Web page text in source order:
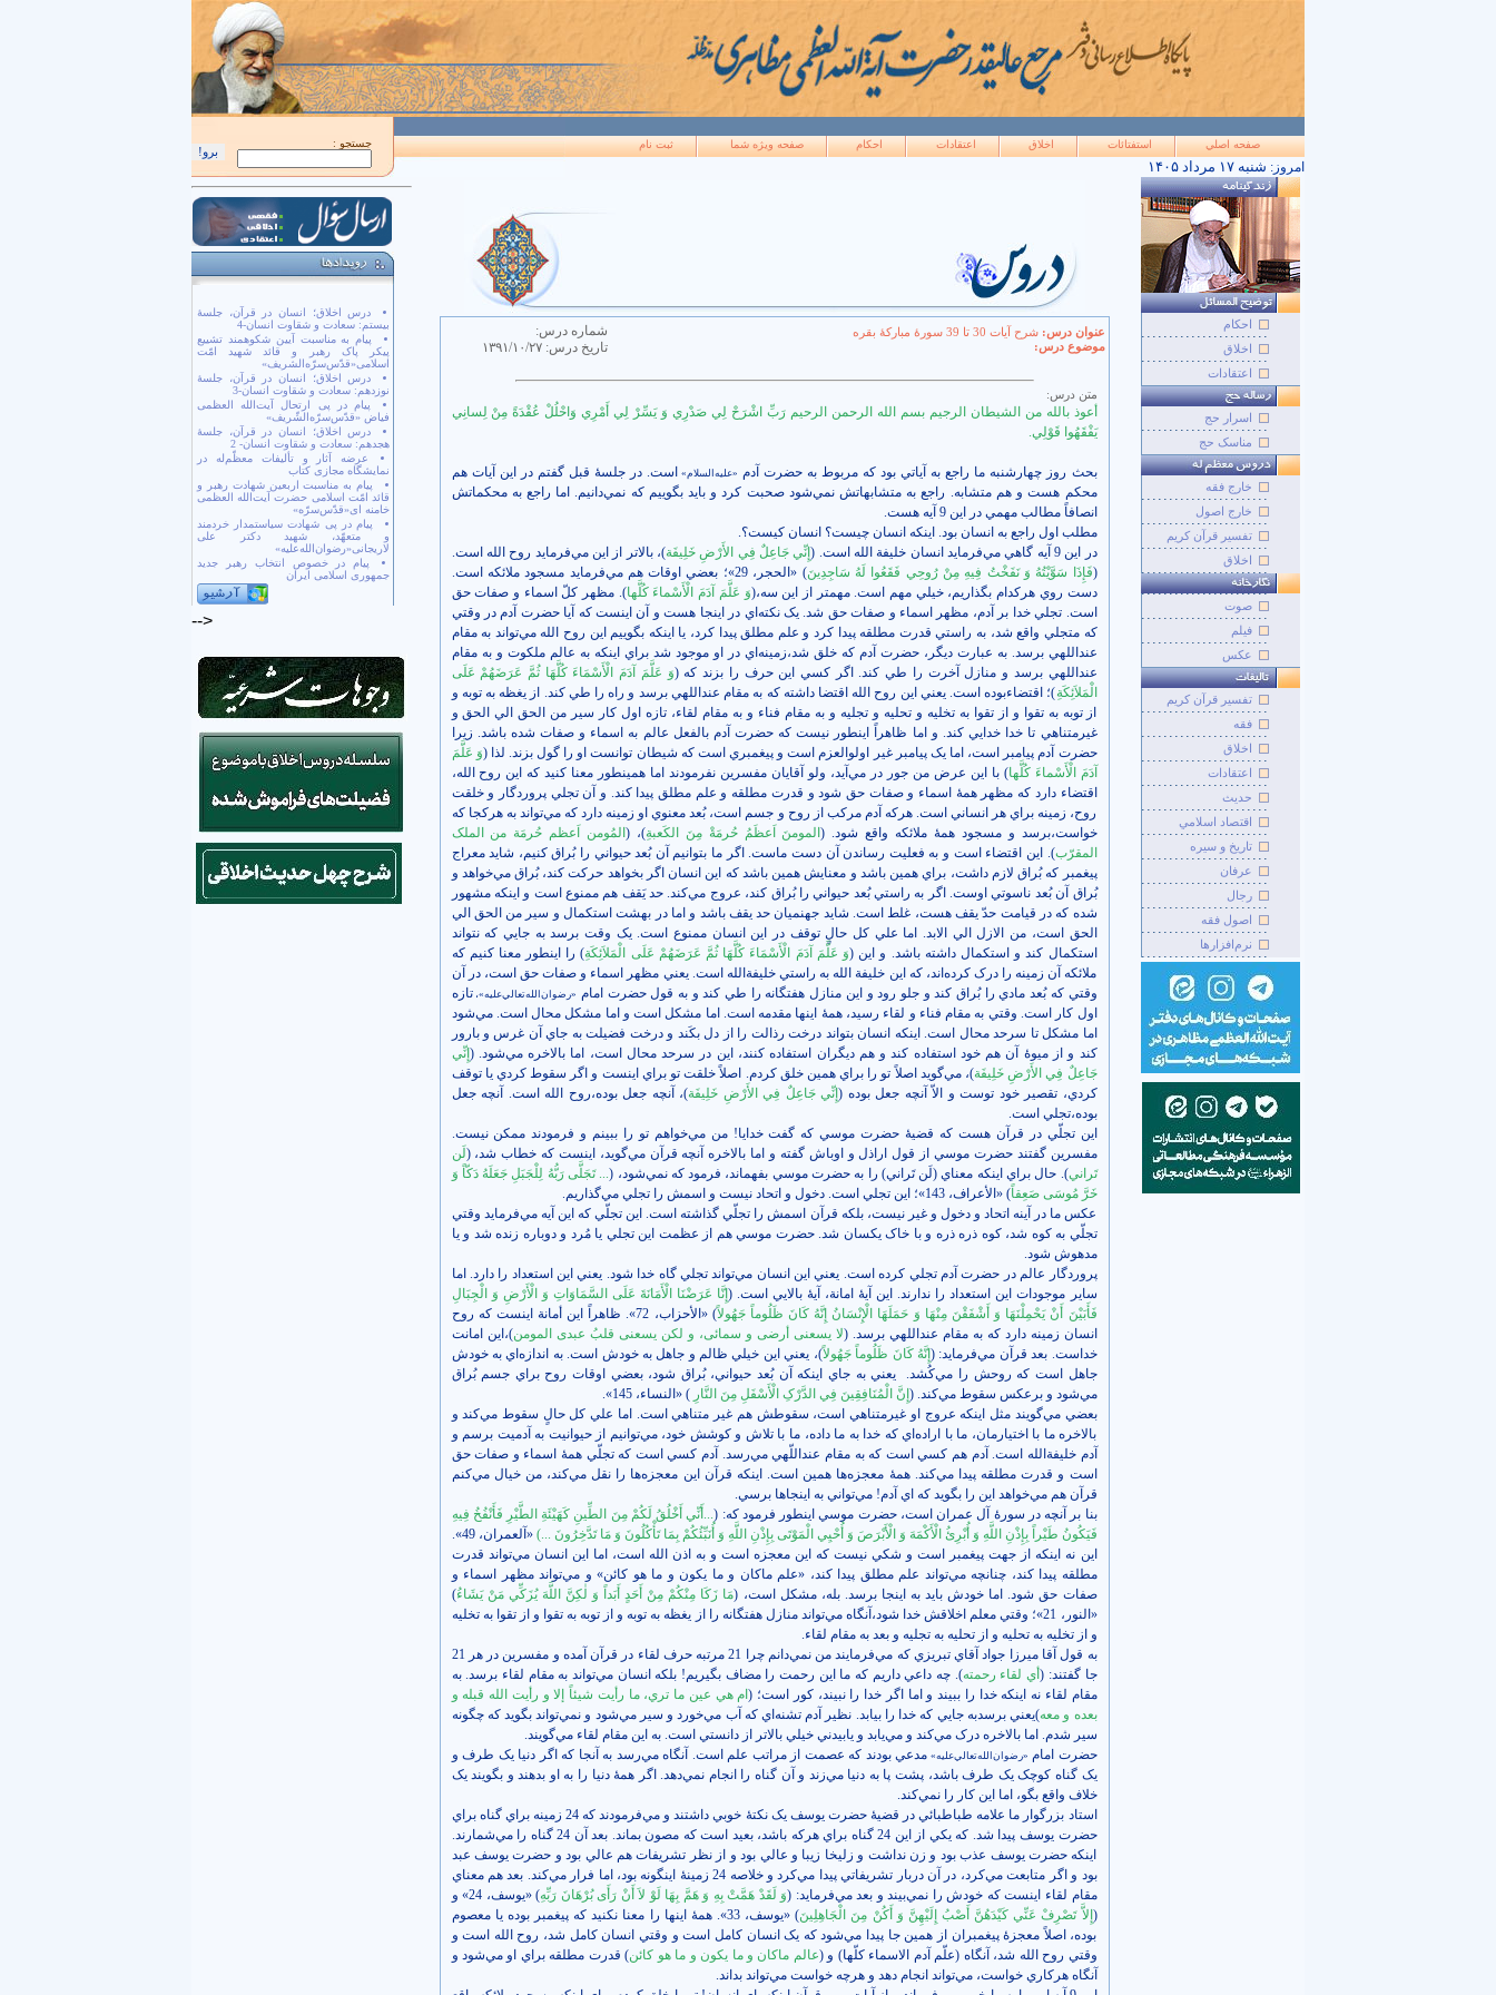
جستجو : صفحه اصلي استفتائات اخلاق اعتقادات احکام صفحه ويژه شما ثبت نام
امروز: ۱۴۰۵ شنبه ۱۷ مرداد
درس اخلاق؛ انسان در قرآن، جلسۀ
بیستم: سعادت و شقاوت انسان-4
پیام به مناسبت آیین شکوهمند تشییع
پیکر پاک رهبر و قائد شهید امّت
اسلامی«قدّس‌سرّه‌الشریف»
درس اخلاق؛ انسان در قرآن، جلسۀ
نوزدهم: سعادت و شقاوت انسان-3
پیام در پی ارتحال آیت‌الله العظمی
فیاض «قدّس‌سرّه‌الشّریف»
درس اخلاق؛ انسان در قرآن، جلسۀ
هجدهم: سعادت و شقاوت انسان- 2
عرضه آثار و تألیفات معظّم‌له در
نمایشگاه مجازی کتاب
پیام به مناسبت اربعین شهادت رهبر و
قائد امّت اسلامی حضرت آیت‌الله العظمی
خامنه ای«قدّس‌سرّه»
پیام در پی شهادت سیاستمدار خردمند
و متعهّد، شهید دکتر علی
لاریجانی«رضوان‌الله‌علیه»
پیام در خصوص انتخاب رهبر جدید
جمهوری اسلامی ایران
-->
عنوان درس: شرح آيات 30 تا 39 سورۀ مبارکۀ بقره
موضوع درس:
شماره درس:
تاريخ درس:۱۳۹۱/۱۰/۲۷
متن درس:
أعوذ بالله من الشیطان الرجیم بسم الله الرحمن الرحیم رَبِّ اشْرَحْ لِي صَدْرِي وَ يَسِّرْ لِي أَمْرِي وَاحْلُلْ عُقْدَةً مِنْ لِسانِي
يَفْقَهُوا قَوْلِي.
بحث روز چهارشنبه ما راجع به آياتي بود که مربوط به حضرت آدم «عليه‌السلام»
است. در جلسۀ قبل گفتم در اين آيات هم
محکم هست و هم متشابه. راجع به متشابهاتش نمي‌شود صحبت کرد و بايد بگوييم که نمي‌دانيم. اما راجع به محکماتش
انصافاً مطالب مهمي در اين 9 آيه هست.
مطلب اول راجع به انسان بود. اينکه انسان چيست؟ انسان کيست؟.
در اين 9 آيه گاهي مي‌فرمايد انسان خليفة الله است. (
إِنِّي جَاعِلٌ فِي الأَرْضِ خَلِيفَة)، بالاتر از اين مي‌فرمايد روح الله است.
(فَإِذَا سَوَّيْتُهُ وَ نَفَخْتُ فِيهِ مِنْ رُوحِي فَقَعُوا لَهُ سَاجِدِينَ‌
) «الحجر، 29»؛ بعضي اوقات هم مي‌فرمايد مسجود ملائکه است.
دست روي هرکدام بگذاريم، خيلي مهم است. مهمتر از اين سه،‌(وَ عَلَّمَ آدَمَ الْأَسْماءَ کُلَّها). مظهر کلّ اسماء و صفات حق
است. تجلي خدا بر آدم، مظهر اسماء و صفات حق شد. يک نکته‌اي در اينجا هست و آن اينست که آيا حضرت آدم در وقتي
که متجلي واقع شد، به راستي قدرت مطلقه پيدا کرد و علم مطلق پيدا کرد، يا اينکه بگوييم اين روح الله مي‌تواند به مقام
عنداللهي برسد. به عبارت ديگر، حضرت آدم که خلق شد،‌زمينه‌اي در او موجود شد براي اينکه به عالم ملکوت و به مقام
عنداللهي برسد و منازل آخرت را طي کند. اگر کسي اين حرف را بزند که (وَ عَلَّمَ آدَمَ الْأَسْمَاءَ کُلَّهَا ثُمَّ عَرَضَهُمْ عَلَى
الْمَلاَئِکَةِ)؛ اقتضاء‌بوده است. يعني اين روح الله اقتضا داشته که به مقام عنداللهي برسد و راه را طي کند. از يغظه به توبه و
از توبه به تقوا و از تقوا به تخليه و تحليه و تجليه و به مقام فناء و به مقام لقاء، تازه اول کار سير من الحق الي الحق و
غيرمتناهي تا خدا خدايي کند. و اما ظاهراً اينطور نيست که حضرت آدم بالفعل عالم به اسماء و صفات شده باشد. زيرا
حضرت آدم پيامبر است، اما يک پيامبر غير اولوالعزم است و پيغمبري است که شيطان توانست او را گول بزند. لذا (وَ عَلَّمَ
آدَمَ الْأَسْماءَ کُلَّها) با اين عرض من جور در مي‌آيد، ولو آقايان مفسرين نفرمودند اما همينطور معنا کنيد که اين روح الله،
اقتضاء دارد که مظهر همۀ اسماء و صفات حق شود و قدرت مطلقه و علم مطلق پيدا کند. و آن تجلي پروردگار و خلقت
روح، زمينه براي هر انساني است. هرکه آدم مرکب از روح و جسم است، بُعد معنوي او زمينه دارد که مي‌تواند به هرکجا که
خواست،‌برسد و مسجود همۀ ملائکه واقع شود. (المومنَ اَعظَمُ حُرمَةْ مِنَ الکَعبةِ)، ( المُومن اَعظم حُرمَة من الملک
المقرّب). اين اقتضاء است و به فعليت رساندن آن دست ماست. اگر ما بتوانيم آن بُعد حيواني را بُراق کنيم،‌ شايد معراج
پيغمبر که بُراق لازم داشت، براي همين باشد و معنايش همين باشد که اين انسان اگر بخواهد حرکت کند، بُراق مي‌خواهد و
بُراق آن بُعد ناسوتي اوست. اگر به راستي بُعد حيواني را بُراق کند، عروج مي‌کند. حد يَقف هم ممنوع است و اينکه مشهور
شده که در قيامت حدّ يقف هست، غلط است. شايد جهنميان حد يقف باشد و اما در بهشت استکمال و سير من الحق الي
الحق است، من الازل الي الابد. اما علي کل حالٍ توقف در اين انسان ممنوع است. يک وقت برسد به جايي که نتواند
استکمال کند و استکمال داشته باشد. و اين (وَ عَلَّمَ آدَمَ الْأَسْمَاءَ کُلَّهَا ثُمَّ عَرَضَهُمْ عَلَى الْمَلاَئِکَةِ) را اينطور معنا کنيم که
ملائکه آن زمينه را درک کرده‌اند، که اين خليفة الله به راستي خليفة‌الله است. يعني مظهر اسماء و صفات حق است، در آن
وقتي که بُعد مادي را بُراق کند و جلو رود و اين منازل هفتگانه را طي کند و به قول حضرت امام «رضوان‌الله‌تعالي‌عليه»،تازه
اول کار است. وقتي به مقام فناء و لقاء رسيد، همۀ اينها مقدمه است. اما مشکل است و اما مشکل محال است. مي‌شود
اما مشکل تا سرحد محال است. اينکه انسان بتواند درخت رذالت را از دل بکَند و درخت فضيلت به جاي آن غرس و بارور
کند و از ميوۀ آن هم خود استفاده کند و هم ديگران استفاده کنند، اين در سرحد محال است، اما بالاخره مي‌شود. (إِنِّي
جَاعِلٌ فِي الأَرْضِ خَلِيفَة)، مي‌گويد اصلاً تو را براي همين خلق کردم. اصلاً خلقت تو براي اينست و اگر سقوط کردي يا توقف
کردي، تقصير خود توست و الاّ آنچه جعل بوده (إِنِّي جَاعِلٌ فِي الأَرْضِ خَلِيفَة)، آنچه جعل بوده،‌روح الله است. آنچه جعل
بوده،‌تجلي است.
اين تجلّي در قرآن هست که قضيۀ حضرت موسي که گفت خدايا! من مي‌خواهم تو را ببينم و فرمودند ممکن نيست.
مفسرين گفتند حضرت موسي از قول اراذل و اوباش گفته و اما بالاخره آنچه قرآن مي‌گويد، اينست که خطاب شد، (لَن
تَراني). حال براي اينکه معناي (لَن تَراني) را به حضرت موسي بفهماند، فرمود که نمي‌شود، (... تَجَلَّى رَبُّهُ لِلْجَبَلِ جَعَلَهُ دَکّاً وَ
خَرَّ مُوسَى صَعِقاً) «الأعراف‏، 143»؛ اين تجلي است. دخول و اتحاد نيست و اسمش را تجلي مي‌گذاريم.
عکس ما در آينه اتحاد و دخول و غير نيست، بلکه قرآن اسمش را تجلّي گذاشته است. اين تجلّي که اين آيه مي‌فرمايد وقتي
تجلّي به کوه شد، کوه ذره ذره و با خاک يکسان شد. حضرت موسي هم از عظمت اين تجلي يا مُرد و دوباره زنده شد و يا
مدهوش شود.
پروردگار عالم در حضرت آدم تجلي کرده است. يعني اين انسان مي‌تواند تجلي گاه خدا شود. يعني اين استعداد را دارد. اما
ساير موجودات اين استعداد را ندارند. اين آيۀ امانة، آيۀ بالايي است. (إِنَّا عَرَضْنَا الْأَمَانَةَ عَلَى السَّمَاوَاتِ وَ الْأَرْضِ وَ الْجِبَالِ
فَأَبَيْنَ أَنْ يَحْمِلْنَهَا وَ أَشْفَقْنَ مِنْهَا وَ حَمَلَهَا الْإِنْسَانُ إِنَّهُ کَانَ ظَلُوماً جَهُولاً
) «الأحزاب‏، 72». ظاهراً اين أمانة اينست که روح
انسان زمينه دارد که به مقام عنداللهي برسد. (لا يسعنى أرضى و سمائى، و لكن يسعنى قلبُ عبدى المومن)،‌اين امانت
خداست. بعد قرآن مي‌فرمايد: (إِنَّهُ کَانَ ظَلُوماً جَهُولاً)، يعني اين خيلي ظالم و جاهل به خودش است. به اندازه‌اي به خودش
جاهل است که روحش را مي‌کُشد.
يعني به جاي اينکه آن بُعد حيواني، بُراق شود، بعضي اوقات روح براي جسم بُراق
مي‌شود و برعکس سقوط مي‌کند. ( إِنَّ الْمُنَافِقِينَ فِي الدَّرْکِ الْأَسْفَلِ مِنَ النَّارِ ) «النساء، 145».
بعضي مي‌گويند مثل اينکه عروج او غيرمتناهي است، سقوطش هم غير متناهي است. اما علي کل حالٍ سقوط مي‌کند و
بالاخره ما با اختيارمان، ما با اراده‌اي که خدا به ما داده، ما با تلاش و کوشش خود، مي‌توانيم از حيوانيت به آدميت برسم و
آدم خليفةالله است. آدم هم کسي است که به مقام عنداللّهي مي‌رسد. آدم کسي است که تجلّي همۀ اسماء و صفات حق
است و قدرت مطلقه پيدا مي‌کند. همۀ معجزه‌ها همين است. اينکه قرآن اين معجزه‌ها را نقل مي‌کند، من خيال مي‌کنم
قرآن هم مي‌خواهد اين را بگويد که اي آدم! مي‌تواني به اينجاها برسي.
بنا بر آنچه در سورۀ آل عمران است، حضرت موسي اينطور فرمود که: (...أَنِّي أَخْلُقُ لَکُمْ مِنَ الطِّينِ کَهَيْئَةِ الطَّيْرِ فَأَنْفُخُ فِيهِ
فَيَکُونُ طَيْراً بِإِذْنِ اللَّهِ وَ أُبْرِئُ الْأَکْمَهَ وَ الْأَبْرَصَ وَ أُحْيِي الْمَوْتَى بِإِذْنِ اللَّهِ وَ أُنَبِّئُکُمْ بِمَا تَأْکُلُونَ وَ مَا تَدَّخِرُونَ ...‌)
«آل‏عمران‏، 49».
اين نه اينکه از جهت پيغمبر است و شکي نيست که اين معجزه است و به اذن الله است، اما اين انسان مي‌تواند قدرت
مطلقه پيدا کند، چنانچه مي‌تواند علم مطلق پيدا کند، «علم ماکان و ما يکون و ما هو کائن» و مي‌تواند مظهر اسماء و
صفات حق شود. اما خودش بايد به اينجا برسد. بله، مشکل است، (مَا زَکَا مِنْکُمْ مِنْ أَحَدٍ أَبَداً وَ لٰکِنَّ اللَّهَ يُزَکِّي مَنْ يَشَاءُ)
«النور، 21»؛ وقتي معلم اخلاقش خدا شود،‌آنگاه مي‌تواند منازل هفتگانه را از يغظه به توبه و از توبه به تقوا و از تقوا به تخليه
و از تخليه به تحليه و از تحليه به تجليه و بعد به مقام لقاء.
به قول آقا ميرزا جواد آقاي تبريزي که مي‌فرمايند من نمي‌دانم چرا 21 مرتبه حرف لقاء در قرآن آمده و مفسرين در هر 21
جا گفتند: (أي لقاء رحمته). چه داعي داريم که ما اين رحمت را مضاف بگيريم! بلکه انسان مي‌تواند به مقام لقاء برسد. به
مقام لقاء نه اينکه خدا را ببيند و اما اگر خدا را نبيند، کور است؛ (ام هي عين ما تري، ما رأيت شيئاً إلا و رأيت الله قبله و
بعده و معه)يعني برسدبه جايي که خدا را بيابد. نظير آدم تشنه‌اي که آب مي‌خورد و سير مي‌شود و نمي‌تواند بگويد که چگونه
سير شدم. اما بالاخره درک مي‌کند و مي‌يابد و يابيدني خيلي بالاتر از دانستي است. به اين مقام لقاء مي‌گويند.
حضرت امام «رضوان‌الله‌تعالي‌عليه» مدعي بودند که عصمت از مراتب علم است. آنگاه مي‌رسد به آنجا که اگر دنيا يک طرف و
يک گناه کوچک يک طرف باشد، پشت پا به دنيا مي‌زند و آن گناه را انجام نمي‌دهد. اگر همۀ دنيا را به او بدهند و بگويند يک
خلاف واقع بگو، اما اين کار را نمي‌کند.
استاد بزرگوار ما علامه طباطبائي در قضيۀ حضرت يوسف يک نکتۀ خوبي داشتند و مي‌فرمودند که 24 زمينه براي گناه براي
حضرت يوسف پيدا شد. که يکي از اين 24 گناه براي هرکه باشد، بعيد است که مصون بماند. بعد آن 24 گناه را مي‌شمارند.
اينکه حضرت يوسف عذب بود و زن نداشت و زليخا زيبا و عالي بود و از نظر تشريفات هم عالي بود و حضرت يوسف عبد
بود و اگر متابعت مي‌کرد، در آن دربار تشريفاتي پيدا مي‌کرد و خلاصه 24 زمينۀ اينگونه بود، اما فرار مي‌کند. بعد هم معناي
مقام لقاء اينست که خودش را نمي‌بيند و بعد مي‌فرمايد: (وَ لَقَدْ هَمَّتْ بِهِ وَ هَمَّ بِهَا لَوْ لاَ أَنْ رَأَى بُرْهَانَ رَبِّهِ
) «يوسف، 24» و
( إِلاَّ تَصْرِفْ عَنِّي کَيْدَهُنَّ أَصْبُ إِلَيْهِنَّ وَ أَکُنْ مِنَ الْجَاهِلِينَ
) «يوسف، 33». همۀ اينها را معنا نکنيد که پيغمبر بوده يا معصوم
بوده، اصلاً معجزۀ پيغمبران از همين جا پيدا مي‌شود که يک انسان کامل است و وقتي انسان کامل شد، روح الله است و
وقتي روح الله شد، آنگاه (علّم آدم الاسماء کلّها) و (عالم ماکان و ما يکون و ما هو کائن) قدرت مطلقه براي او مي‌شود و
آنگاه هرکاري خواست، مي‌تواند انجام دهد و هرچه خواست مي‌تواند بداند.
احکام
اخلاق
اعتقادات
اسرار حج
مناسک حج
خارج فقه
خارج اصول
تفسیر قرآن کریم
اخلاق
صوت
فيلم
عکس
تفسير قرآن کريم
فقه
اخلاق
اعتقادات
حديث
اقتصاد اسلامي
تاريخ و سيره
عرفان
رجال
اصول فقه
نرم‌افزارها